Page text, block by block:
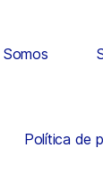
Somos
Política de